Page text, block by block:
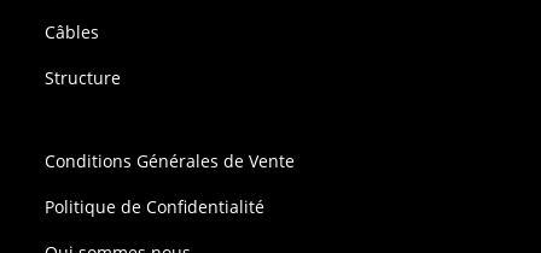
Câbles
Structure
Conditions Générales de Vente
Politique de Confidentialité